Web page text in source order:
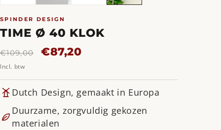
SPINDER DESIGN
TIME Ø 40 KLOK
Normale
€109,00 Aanbiedingsprijs
€87,20
Incl. btw
Dutch Design, gemaakt in Europa
Duurzame, zorgvuldig gekozen
materialen